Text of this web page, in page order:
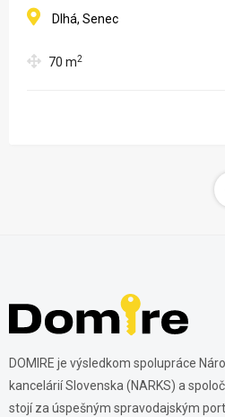
Dlhá, Senec
70 m2
DOMIRE je výsledkom spolupráce
kancelárií Slovenska (NARKS) a
stojí za úspešným spravodajským